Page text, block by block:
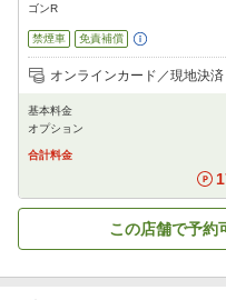
ゴンR
禁煙車 免責補償
追加可能オプション
（次画面で選択が
ETC
オンラインカード／現地決済
基本料金
オプション
合計料金
この店舗で予約